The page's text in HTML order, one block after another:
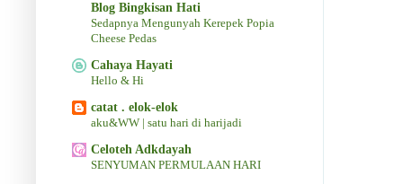
Blog Bingkisan Hati
Sedapnya Mengunyah Kerepek Popia
Cheese Pedas
Cahaya Hayati
Hello & Hi
catat . elok-elok
aku&WW | satu hari di harijadi
Celoteh Adkdayah
SENYUMAN PERMULAAN HARI